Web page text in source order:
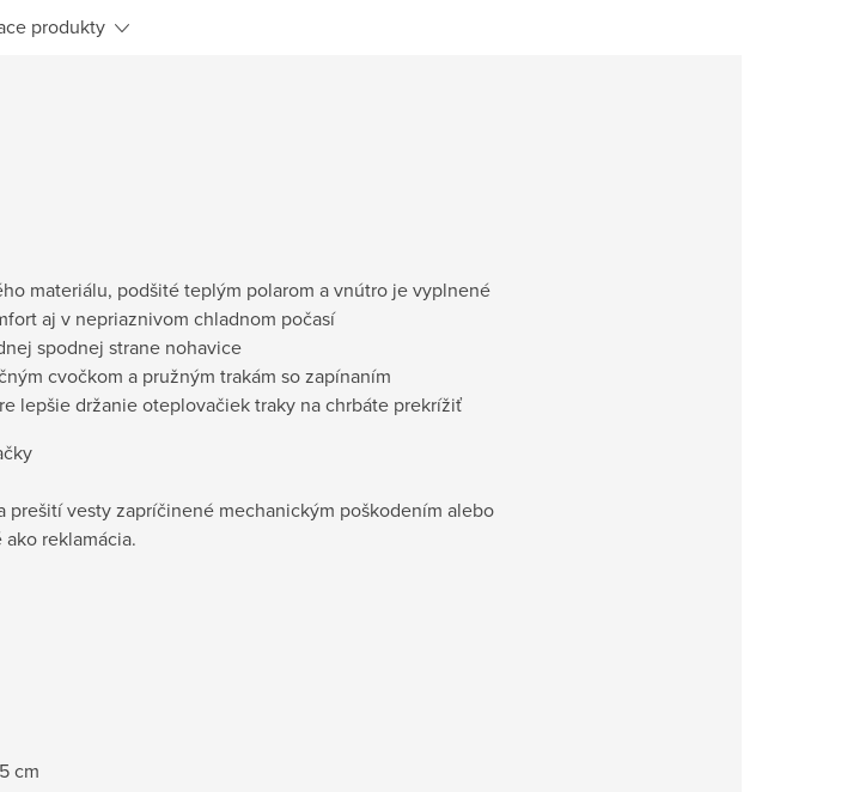
produkty
materiálu, podšité teplým polarom a vnútro je vyplnené
aj v nepriaznivom chladnom počasí
spodnej strane nohavice
cvočkom a pružným trakám so zapínaním
lepšie držanie oteplovačiek traky na chrbáte prekrížiť
vesty zapríčinené mechanickým poškodením alebo
reklamácia.
cm